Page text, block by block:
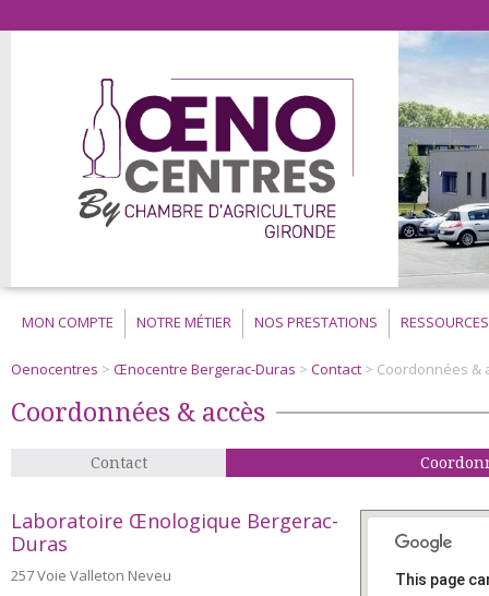
MON COMPTE NOTRE MÉTIER NOS PRESTATIONS RESSOURCES
Oenocentres > Œnocentre Bergerac-Duras > Contact > Coordonnées &
Coordonnées & accès
Contact
Laboratoire Œnologique Bergerac-
Duras
257 Voie Valleton Neveu
This page